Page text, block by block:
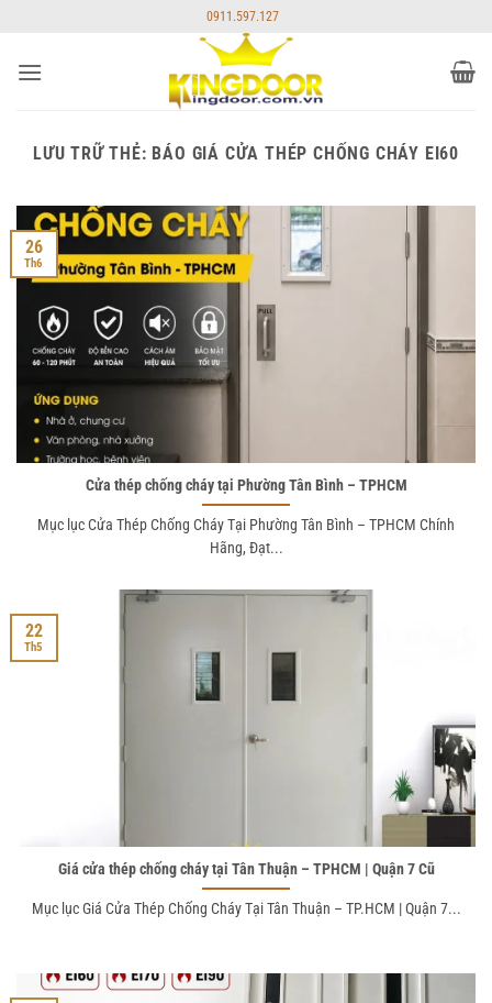
nội
0911.597.127
LƯU TRỮ THẺ: BÁO GIÁ CỬA THÉP CHỐNG CHÁY EI60
Cửa thép chống cháy tại Phường Tân Bình – TPHCM
Mục lục Cửa Thép Chống Cháy Tại Phường Tân Bình – TPHCM Chính
Hãng, Đạt...
26
Th6
Giá cửa thép chống cháy tại Tân Thuận – TPHCM | Quận 7 Cũ
Mục lục Giá Cửa Thép Chống Cháy Tại Tân Thuận – TP.HCM | Quận 7...
22
Th5